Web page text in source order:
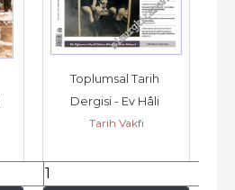
Toplumsal Tarih
Dergisi - Ev Hâli
Osmanlı'dan
Tarih Vakfı